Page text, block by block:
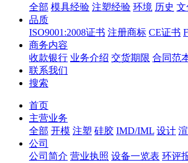
全部 模具经验 注塑经验 环境 历史 文
品质
ISO9001:2008证书 注册商标 CE证书
商务内容
收款银行 业务介绍 交货期限 合同范
联系我们
搜索
首页
主营业务
全部 开模 注塑 硅胶 IMD/IML 设计
公司
公司简介 营业执照 设备一览表 环评